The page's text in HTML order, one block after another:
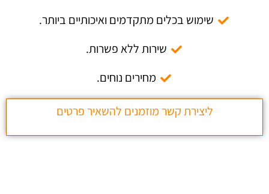
שימוש בכלים מתקדמים ואיכותיים ביותר.
שירות ללא פשרות.
מחירים נוחים.
ליצירת קשר מוזמנים להשאיר פרטים